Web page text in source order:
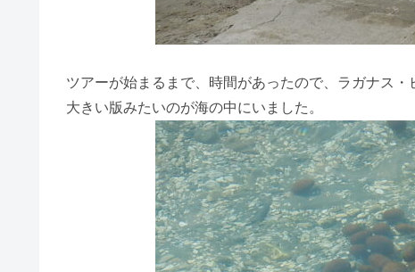
ツアーが始まるまで、時間があったので、ラガナス
大きい版みたいのが海の中にいました。